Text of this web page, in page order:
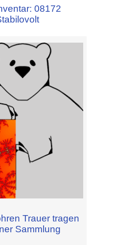
08172
Trauer tragen
Sammlung